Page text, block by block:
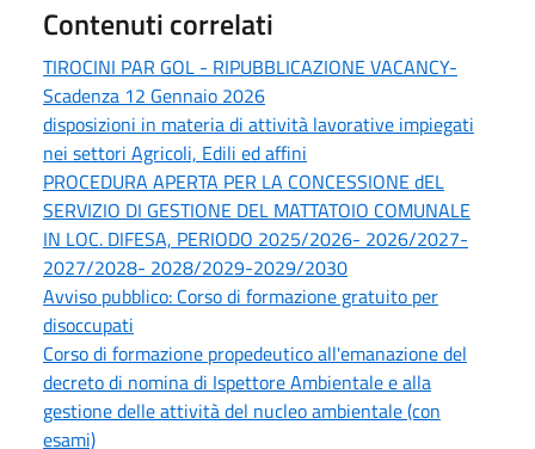
Contenuti correlati
TIROCINI PAR GOL - RIPUBBLICAZIONE VACANCY-
Scadenza 12 Gennaio 2026
disposizioni in materia di attività lavorative impiegati
nei settori Agricoli, Edili ed affini
PROCEDURA APERTA PER LA CONCESSIONE dEL
SERVIZIO DI GESTIONE DEL MATTATOIO COMUNALE
IN LOC. DIFESA, PERIODO 2025/2026- 2026/2027-
2027/2028- 2028/2029-2029/2030
Avviso pubblico: Corso di formazione gratuito per
disoccupati
Corso di formazione propedeutico all'emanazione del
decreto di nomina di Ispettore Ambientale e alla
gestione delle attività del nucleo ambientale (con
esami)